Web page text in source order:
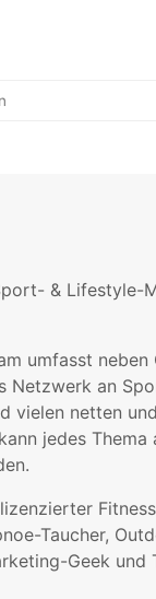
& Lifestyle-
umfasst neben
Netzwerk an
vielen netten
jedes Thema
Taucher,
Geek und